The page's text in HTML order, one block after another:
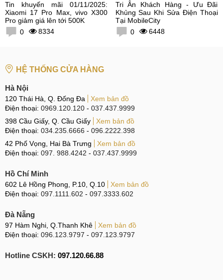
Tin khuyến mãi 01/11/2025:
Xiaomi 17 Pro Max, vivo X300
Pro giảm giá lên tới 500K
0
8334
Tri Ân Khách Hàng - Ưu Đãi
Khủng Sau Khi Sửa Điện Thoại
Tại MobileCity
0
6448
HỆ THỐNG CỬA HÀNG
Hà Nội
120 Thái Hà, Q. Đống Đa
Xem bản đồ
Điện thoại: 0969.120.120 - 037.437.9999
398 Cầu Giấy, Q. Cầu Giấy
Xem bản đồ
Điện thoại: 034.235.6666 - 096.2222.398
42 Phố Vọng, Hai Bà Trưng
Xem bản đồ
Điện thoại: 097. 988.4242 - 037.437.9999
Hồ Chí Minh
602 Lê Hồng Phong, P.10, Q.10
Xem bản đồ
Điện thoại: 097.1111.602 - 097.3333.602
Đà Nẵng
97 Hàm Nghi, Q.Thanh Khê
Xem bản đồ
Điện thoại: 096.123.9797 - 097.123.9797
Hotline CSKH: 097.120.66.88